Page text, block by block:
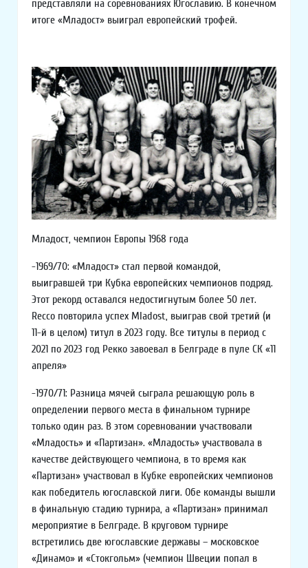
представляли на соревнованиях Югославию. В конечном
итоге «Младост» выиграл европейский трофей.
Младост, чемпион Европы 1968 года
-1969/70: «Младост» стал первой командой,
выигравшей три Кубка европейских чемпионов подряд.
Этот рекорд оставался недостигнутым более 50 лет.
Recco повторила успех Mladost, выиграв свой третий (и
11-й в целом) титул в 2023 году. Все титулы в период с
2021 по 2023 год Рекко завоевал в Белграде в пуле СК «11
апреля»
-1970/71: Разница мячей сыграла решающую роль в
определении первого места в финальном турнире
только один раз. В этом соревновании участвовали
«Младость» и «Партизан». «Младость» участвовала в
качестве действующего чемпиона, в то время как
«Партизан» участвовал в Кубке европейских чемпионов
как победитель югославской лиги. Обе команды вышли
в финальную стадию турнира, а «Партизан» принимал
мероприятие в Белграде. В круговом турнире
встретились две югославские державы – московское
«Динамо» и «Стокгольм» (чемпион Швеции попал в